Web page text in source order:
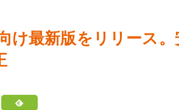
け最新版をリリース。